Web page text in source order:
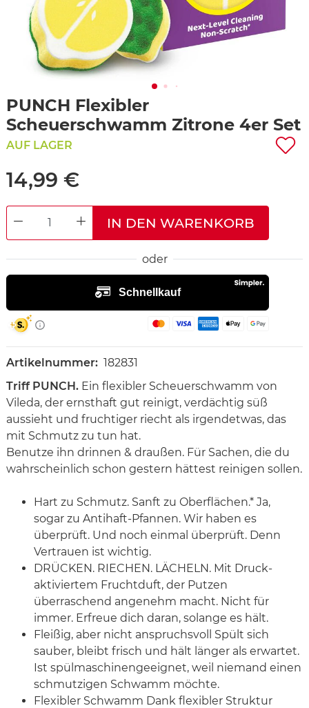
PUNCH Flexibler
Scheuerschwamm Zitrone 4er Set
AUF LAGER
14,99 €
DECREASE QUANTITYINCREASE QUANTITY
IN DEN WARENKORB
oder
Artikelnummer: 182831
Triff PUNCH. Ein flexibler Scheuerschwamm von
Vileda, der ernsthaft gut reinigt, verdächtig süß
aussieht und fruchtiger riecht als irgendetwas, das
mit Schmutz zu tun hat.
Benutze ihn drinnen & draußen. Für Sachen, die du
wahrscheinlich schon gestern hättest reinigen sollen.
Hart zu Schmutz. Sanft zu Oberflächen.* Ja,
sogar zu Antihaft-Pfannen. Wir haben es
überprüft. Und noch einmal überprüft. Denn
Vertrauen ist wichtig.
DRÜCKEN. RIECHEN. LÄCHELN. Mit Druck-
aktiviertem Fruchtduft, der Putzen
überraschend angenehm macht. Nicht für
immer. Erfreue dich daran, solange es hält.
Fleißig, aber nicht anspruchsvoll Spült sich
sauber, bleibt frisch und hält länger als erwartet.
Ist spülmaschinengeeignet, weil niemand einen
schmutzigen Schwamm möchte.
Flexibler Schwamm Dank flexibler Struktur